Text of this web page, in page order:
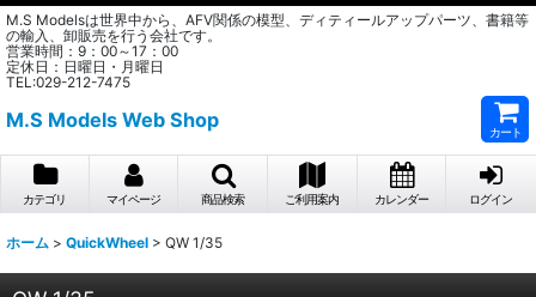
M.S Modelsは世界中から、AFV関係の模型、ディティールアップパーツ、書籍等
の輸入、卸販売を行う会社です。
営業時間：9：00～17：00
定休日：日曜日・月曜日
TEL:029-212-7475
M.S Models Web Shop
カート
カテゴリ マイページ 商品検索 ご利用案内 カレンダー ログイン
ホーム > QuickWheel > QW 1/35